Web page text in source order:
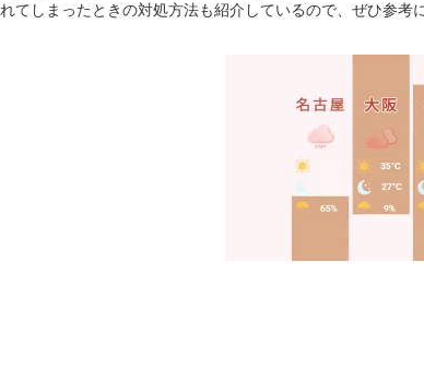
てしまったときの対処方法も紹介しているので、ぜひ参考